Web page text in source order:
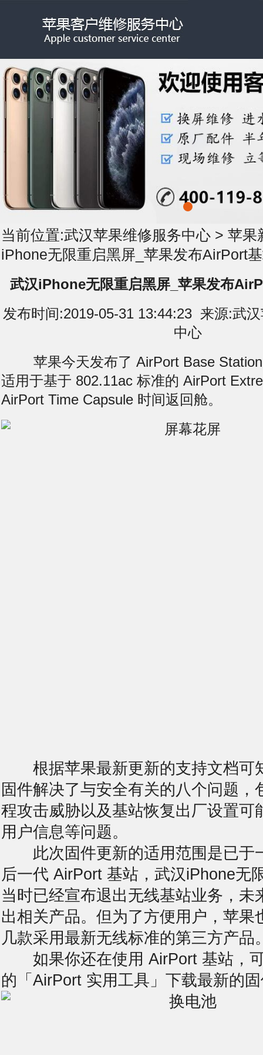
当前位置:武汉苹果维修服务中心 > 苹果
iPhone无限重启黑屏_苹果发布AirPort
武汉iPhone无限重启黑屏_苹果发布
发布时间:2019-05-31 13:44:23 来源:武
中心
苹果今天发布了 AirPort Base Station
适用于基于 802.11ac 标准的 AirPort
AirPort Time Capsule 时间返回舱。
根据苹果最新更新的支持文档可
固件解决了与安全有关的八个问题，
程攻击威胁以及基站恢复出厂设置可
用户信息等问题。
此次固件更新的适用范围是已于
后一代 AirPort 基站，武汉iPhone无
当时已经宣布退出无线基站业务，未
出相关产品。但为了方便用户，苹果
几款采用最新无线标准的第三方产品
如果你还在使用 AirPort 基站，
的「AirPort 实用工具」下载最新的